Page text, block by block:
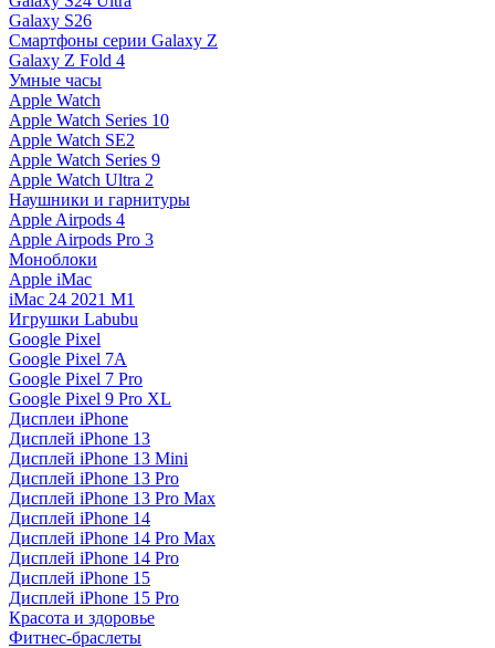
Galaxy S26
Смартфоны серии Galaxy Z
Galaxy Z Fold 4
Умные часы
Apple Watch
Apple Watch Series 10
Apple Watch SE2
Apple Watch Series 9
Apple Watch Ultra 2
Наушники и гарнитуры
Apple Airpods 4
Apple Airpods Pro 3
Моноблоки
Apple iMac
iMac 24 2021 M1
Игрушки Labubu
Google Pixel
Google Pixel 7А
Google Pixel 7 Pro
Google Pixel 9 Pro XL
Дисплеи iPhone
Дисплей iPhone 13
Дисплей iPhone 13 Mini
Дисплей iPhone 13 Pro
Дисплей iPhone 13 Pro Max
Дисплей iPhone 14
Дисплей iPhone 14 Pro Max
Дисплей iPhone 14 Pro
Дисплей iPhone 15
Дисплей iPhone 15 Pro
Красота и здоровье
Фитнес-браслеты